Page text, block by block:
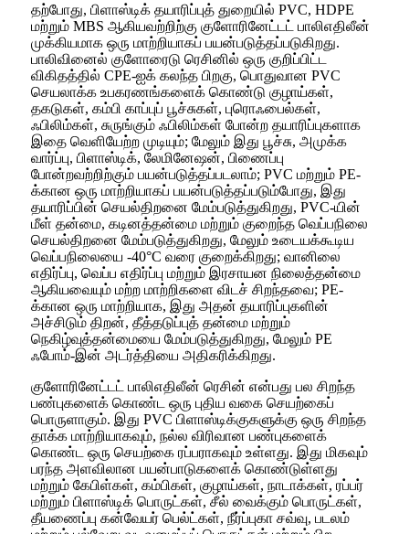
தற்போது, ​​பிளாஸ்டிக் தயாரிப்புத் துறையில் PVC, HDPE
மற்றும் MBS ஆகியவற்றிற்கு குளோரினேட்டட் பாலிஎதிலீன்
முக்கியமாக ஒரு மாற்றியாகப் பயன்படுத்தப்படுகிறது.
பாலிவினைல் குளோரைடு ரெசினில் ஒரு குறிப்பிட்ட
விகிதத்தில் CPE-ஐக் கலந்த பிறகு, பொதுவான PVC
செயலாக்க உபகரணங்களைக் கொண்டு குழாய்கள்,
தகடுகள், கம்பி காப்புப் பூச்சுகள், புரொஃபைல்கள்,
ஃபிலிம்கள், சுருங்கும் ஃபிலிம்கள் போன்ற தயாரிப்புகளாக
இதை வெளியேற்ற முடியும்; மேலும் இது பூச்சு, அமுக்க
வார்ப்பு, பிளாஸ்டிக், லேமினேஷன், பிணைப்பு
போன்றவற்றிற்கும் பயன்படுத்தப்படலாம்; PVC மற்றும் PE-
க்கான ஒரு மாற்றியாகப் பயன்படுத்தப்படும்போது, ​​இது
தயாரிப்பின் செயல்திறனை மேம்படுத்துகிறது, PVC-யின்
மீள் தன்மை, கடினத்தன்மை மற்றும் குறைந்த வெப்பநிலை
செயல்திறனை மேம்படுத்துகிறது, மேலும் உடையக்கூடிய
வெப்பநிலையை -40°C வரை குறைக்கிறது; வானிலை
எதிர்ப்பு, வெப்ப எதிர்ப்பு மற்றும் இரசாயன நிலைத்தன்மை
ஆகியவையும் மற்ற மாற்றிகளை விடச் சிறந்தவை; PE-
க்கான ஒரு மாற்றியாக, இது அதன் தயாரிப்புகளின்
அச்சிடும் திறன், தீத்தடுப்புத் தன்மை மற்றும்
நெகிழ்வுத்தன்மையை மேம்படுத்துகிறது, மேலும் PE
ஃபோம்-இன் அடர்த்தியை அதிகரிக்கிறது.
குளோரினேட்டட் பாலிஎதிலீன் ரெசின் என்பது பல சிறந்த
பண்புகளைக் கொண்ட ஒரு புதிய வகை செயற்கைப்
பொருளாகும். இது PVC பிளாஸ்டிக்குகளுக்கு ஒரு சிறந்த
தாக்க மாற்றியாகவும், நல்ல விரிவான பண்புகளைக்
கொண்ட ஒரு செயற்கை ரப்பராகவும் உள்ளது. இது மிகவும்
பரந்த அளவிலான பயன்பாடுகளைக் கொண்டுள்ளது
மற்றும் கேபிள்கள், கம்பிகள், குழாய்கள், நாடாக்கள், ரப்பர்
மற்றும் பிளாஸ்டிக் பொருட்கள், சீல் வைக்கும் பொருட்கள்,
தீயணைப்பு கன்வேயர் பெல்ட்கள், நீர்ப்புகா சவ்வு, படலம்